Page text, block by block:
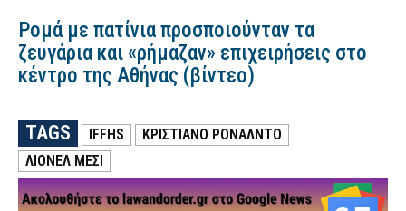
Ρομά με πατίνια προσποιούνταν τα
ζευγάρια και «ρήμαζαν» επιχειρήσεις στο
κέντρο της Αθήνας (βίντεο)
TAGS IFFHS
ΚΡΙΣΤΙΑΝΟ ΡΟΝΑΛΝΤΟ
ΛΙΟΝΕΛ ΜΕΣΙ